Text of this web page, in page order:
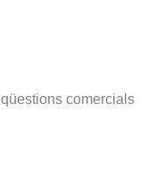
comercials